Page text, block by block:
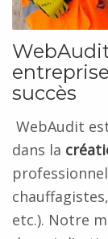
succès
WebAudit
dans la
etc.). Notre